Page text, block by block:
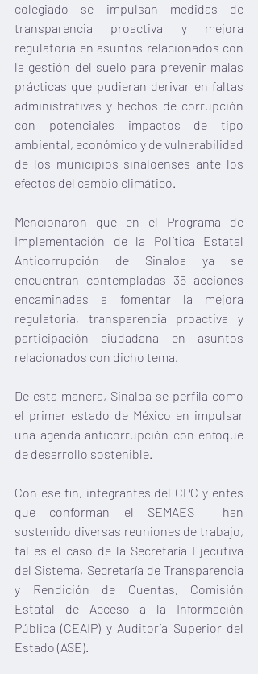
colegiado se impulsan medidas de
transparencia proactiva y mejora
regulatoria en asuntos relacionados con
la gestión del suelo para prevenir malas
prácticas que pudieran derivar en faltas
administrativas y hechos de corrupción
con potenciales impactos de tipo
ambiental, económico y de vulnerabilidad
de los municipios sinaloenses ante los
efectos del cambio climático.
Mencionaron que en el Programa de
Implementación de la Política Estatal
Anticorrupción de Sinaloa ya se
encuentran contempladas 36 acciones
encaminadas a fomentar la mejora
regulatoria, transparencia proactiva y
participación ciudadana en asuntos
relacionados con dicho tema.
De esta manera, Sinaloa se perfila como
el primer estado de México en impulsar
una agenda anticorrupción con enfoque
de desarrollo sostenible.
Con ese fin, integrantes del CPC y entes
que conforman el SEMAES  han
sostenido diversas reuniones de trabajo,
tal es el caso de la Secretaría Ejecutiva
del Sistema, Secretaría de Transparencia
y Rendición de Cuentas, Comisión
Estatal de Acceso a la Información
Pública (CEAIP) y Auditoría Superior del
Estado (ASE).